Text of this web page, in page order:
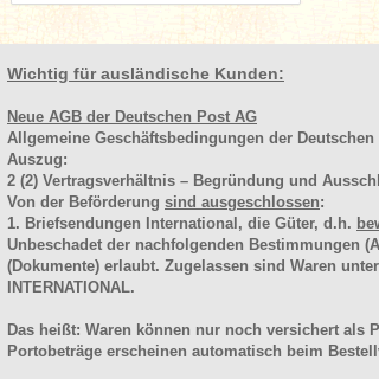
Wichtig für ausländische Kunden:
Neue AGB der Deutschen Post AG
Allgemeine Geschäftsbedingungen der Deutschen
Auszug:
2 (2) Vertragsverhältnis – Begründung und
Von der Beförderung sind ausgeschlossen:
1. Briefsendungen International, die Güter, d.h.
Unbeschadet der nachfolgenden Bestimmungen
(Dokumente) erlaubt. Zugelassen sind Waren
INTERNATIONAL.
Das heißt: Waren können nur noch versichert als
Portobeträge erscheinen automatisch beim